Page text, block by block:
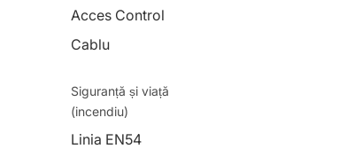
Acces Control
Cablu
Siguranță și viață
(incendiu)
Linia EN54